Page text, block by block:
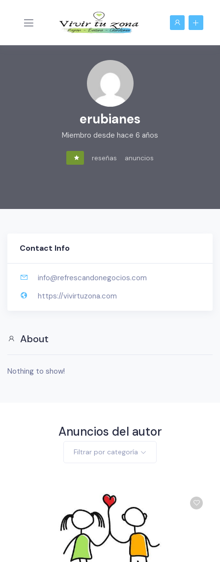
erubianes
Miembro desde hace 6 años
reseñas anuncios
Contact Info
info@refrescandonegocios.com
https://vivirtuzona.com
About
Nothing to show!
Anuncios del autor
Filtrar por categoría